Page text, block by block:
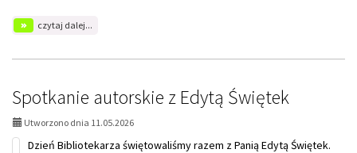
czytaj dalej...
plastyczne
Spotkanie autorskie z Edytą Świętek
Utworzono dnia 11.05.2026
Dzień Bibliotekarza świętowaliśmy razem z Panią Edytą Świętek.